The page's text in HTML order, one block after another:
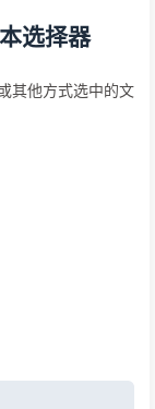
选择器
其他方式选中的文